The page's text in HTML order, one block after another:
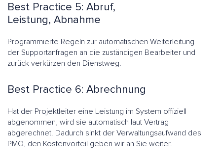
Best Practice 5: Abruf,
Leistung, Abnahme
Programmierte Regeln zur automatischen Weiterleitung
der Supportanfragen an die zuständigen Bearbeiter und
zurück verkürzen den Dienstweg.
Best Practice 6: Abrechnung
Hat der Projektleiter eine Leistung im System offiziell
abgenommen, wird sie automatisch laut Vertrag
abgerechnet. Dadurch sinkt der Verwaltungsaufwand des
PMO, den Kostenvorteil geben wir an Sie weiter.